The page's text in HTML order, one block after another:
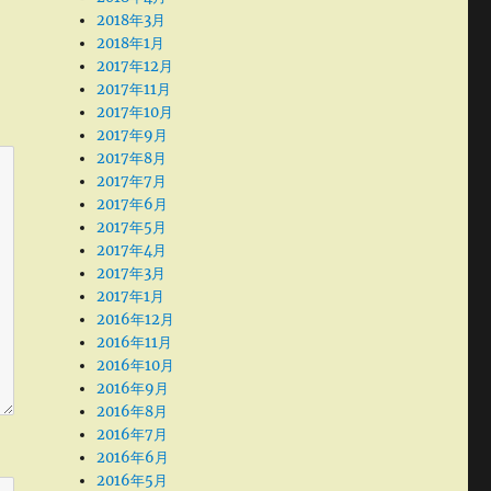
2018年3月
2018年1月
2017年12月
2017年11月
2017年10月
2017年9月
2017年8月
2017年7月
2017年6月
2017年5月
2017年4月
2017年3月
2017年1月
2016年12月
2016年11月
2016年10月
2016年9月
2016年8月
2016年7月
2016年6月
2016年5月